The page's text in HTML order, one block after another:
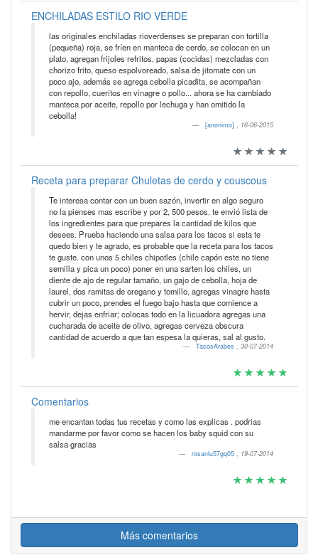
ENCHILADAS ESTILO RIO VERDE
las originales enchiladas rioverdenses se preparan con tortilla
(pequeña) roja, se fríen en manteca de cerdo, se colocan en un
plato, agregan frijoles refritos, papas (cocidas) mezcladas con
chorizo frito, queso espolvoreado, salsa de jitomate con un
poco ajo, además se agrega cebolla picadita, se acompañan
con repollo, cueritos en vinagre o pollo... ahora se ha cambiado
manteca por aceite, repollo por lechuga y han omitido la
cebolla!
[anonimo] , 16-06-2015
Receta para preparar Chuletas de cerdo y couscous
Te interesa contar con un buen sazón, invertir en algo seguro
no la pienses mas escribe y por 2, 500 pesos, te envió lista de
los ingredientes para que prepares la cantidad de kilos que
desees. Prueba haciendo una salsa para los tacos si esta te
quedo bien y te agrado, es probable que la receta para los tacos
te guste. con unos 5 chiles chipotles (chile capón este no tiene
semilla y pica un poco) poner en una sarten los chiles, un
diente de ajo de regular tamaño, un gajo de cebolla, hoja de
laurel, dos ramitas de oregano y tomillo, agregas vinagre hasta
cubrir un poco, prendes el fuego bajo hasta que comience a
hervir, dejas enfriar; colocas todo en la licuadora agregas una
cucharada de aceite de olivo, agregas cerveza obscura
cantidad de acuerdo a que tan espesa la quieras, sal al gusto.
TacosArabes , 30-07-2014
Comentarios
me encantan todas tus recetas y como las explicas . podrias
mandarme por favor como se hacen los baby squid con su
salsa gracias
rosanlu57gq05 , 19-07-2014
Más comentarios